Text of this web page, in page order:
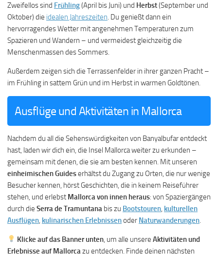
Zweifellos sind Frühling(April bis Juni) und Herbst(September und
Oktober) die idealen Jahreszeiten . Du genießt dann ein
hervorragendes Wetter mit angenehmen Temperaturen zum
Spazieren und Wandern – und vermeidest gleichzeitig die
Menschenmassen des Sommers.
Außerdem zeigen sich die Terrassenfelder in ihrer ganzen Pracht –
im Frühling in sattem Grün und im Herbst in warmen Goldtönen.
Ausflüge und Aktivitäten in Mallorca
Nachdem du all die Sehenswürdigkeiten von Banyalbufar entdeckt
hast, laden wir dich ein, die Insel Mallorca weiter zu erkunden –
gemeinsam mit denen, die sie am besten kennen. Mit unseren
einheimischen Guideserhältst du Zugang zu Orten, die nur wenige
Besucher kennen, hörst Geschichten, die in keinem Reiseführer
stehen, und erlebst Mallorca von innen heraus: von Spaziergängen
durch die Serra de Tramuntana bis zu Bootstouren kulturellen
Ausflügen kulinarischen Erlebnissenoder Naturwanderungen
Klicke auf das Banner unten , um alle unsereAktivitäten und
Erlebnisse auf Mallorca zu entdecken. Finde deinen nächsten